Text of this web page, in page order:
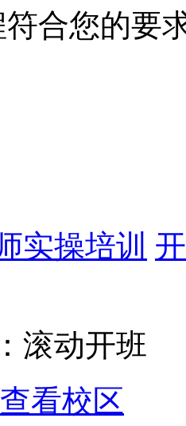
合您的要
实操培训
滚动开班
查看校区